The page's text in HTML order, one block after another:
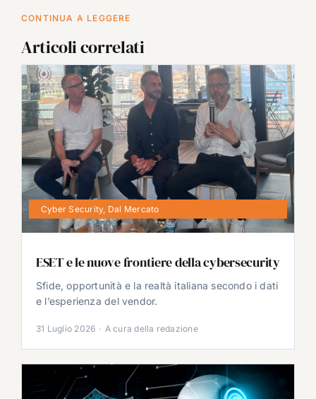
CONTINUA A LEGGERE
Articoli correlati
Cyber Security, Dal Mercato
ESET e le nuove frontiere della cybersecurity
Sfide, opportunità e la realtà italiana secondo i dati
e l’esperienza del vendor.
31 Luglio 2026 · A cura della redazione